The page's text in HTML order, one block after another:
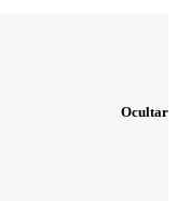
Ocultar